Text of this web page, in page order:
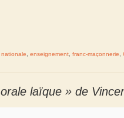
enseignement franc-maçonnerie
laïque » de